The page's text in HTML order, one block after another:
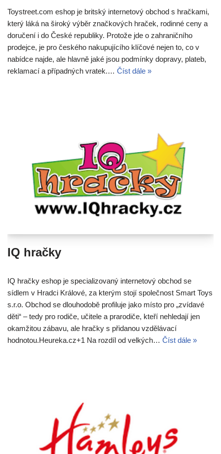
Toystreet.com eshop je britský internetový obchod s hračkami,
který láká na široký výběr značkových hraček, rodinné ceny a
doručení i do České republiky. Protože jde o zahraničního
prodejce, je pro českého nakupujícího klíčové nejen to, co v
nabídce najde, ale hlavně jaké jsou podmínky dopravy, plateb,
reklamací a případných vratek.… Číst dále »
IQ hračky
IQ hračky eshop je specializovaný internetový obchod se
sídlem v Hradci Králové, za kterým stojí společnost Smart Toys
s.r.o. Obchod se dlouhodobě profiluje jako místo pro „zvídavé
děti“ – tedy pro rodiče, učitele a prarodiče, kteří nehledají jen
okamžitou zábavu, ale hračky s přidanou vzdělávací
hodnotou.Heureka.cz+1 Na rozdíl od velkých… Číst dále »